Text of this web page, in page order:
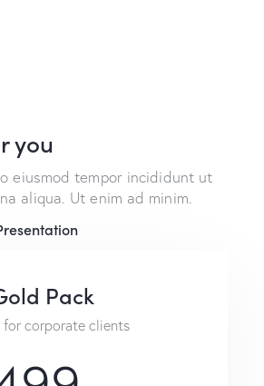
Pack
for corporate clients
you
eiusmod tempor incididunt ut
aliqua. Ut enim ad minim.